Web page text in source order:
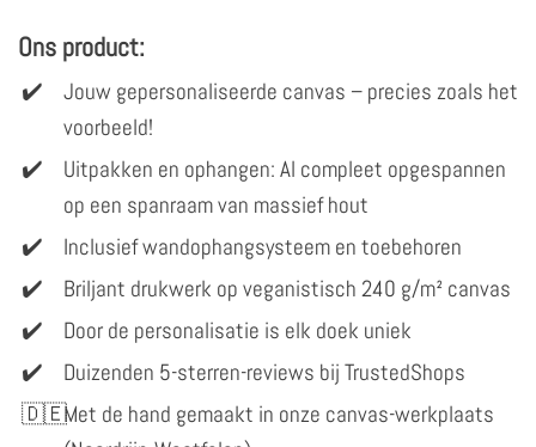
Ons product:
Jouw gepersonaliseerde canvas – precies zoals het
voorbeeld!
Uitpakken en ophangen: Al compleet opgespannen
op een spanraam van massief hout
Inclusief wandophangsysteem en toebehoren
Briljant drukwerk op veganistisch 240 g/m² canvas
Door de personalisatie is elk doek uniek
Duizenden 5-sterren-reviews bij TrustedShops
Met de hand gemaakt in onze canvas-werkplaats